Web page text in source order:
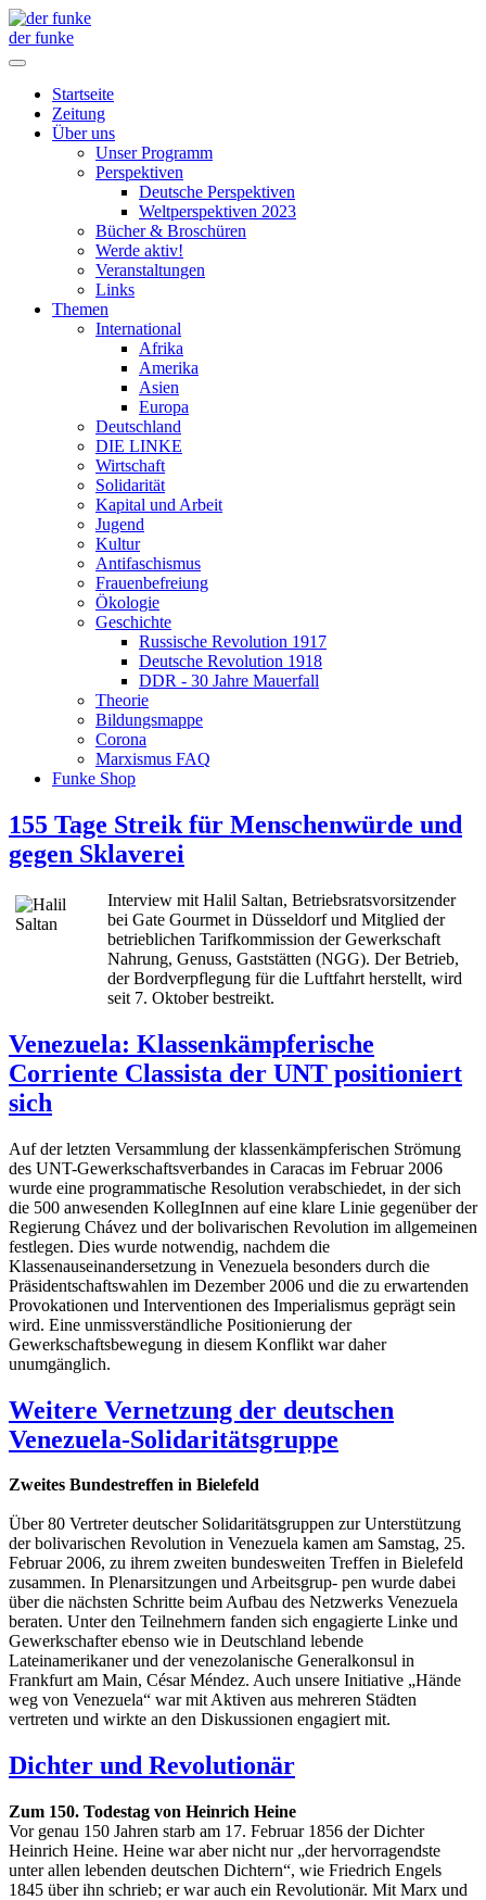
der funke
Startseite
Zeitung
Über uns
Unser Programm
Perspektiven
Deutsche Perspektiven
Weltperspektiven 2023
Bücher & Broschüren
Werde aktiv!
Veranstaltungen
Links
Themen
International
Afrika
Amerika
Asien
Europa
Deutschland
DIE LINKE
Wirtschaft
Solidarität
Kapital und Arbeit
Jugend
Kultur
Antifaschismus
Frauenbefreiung
Ökologie
Geschichte
Russische Revolution 1917
Deutsche Revolution 1918
DDR - 30 Jahre Mauerfall
Theorie
Bildungsmappe
Corona
Marxismus FAQ
Funke Shop
155 Tage Streik für Menschenwürde und
gegen Sklaverei
Interview mit Halil Saltan, Betriebsratsvorsitzender
bei Gate Gourmet in Düsseldorf und Mitglied der
betrieblichen Tarifkommission der Gewerkschaft
Nahrung, Genuss, Gaststätten (NGG). Der Betrieb,
der Bordverpflegung für die Luftfahrt herstellt, wird
seit 7. Oktober bestreikt.
Venezuela: Klassenkämpferische
Corriente Classista der UNT positioniert
sich
Auf der letzten Versammlung der klassenkämpferischen Strömung
des UNT-Gewerkschaftsverbandes in Caracas im Februar 2006
wurde eine programmatische Resolution verabschiedet, in der sich
die 500 anwesenden KollegInnen auf eine klare Linie gegenüber der
Regierung Chávez und der bolivarischen Revolution im allgemeinen
festlegen. Dies wurde notwendig, nachdem die
Klassenauseinandersetzung in Venezuela besonders durch die
Präsidentschaftswahlen im Dezember 2006 und die zu erwartenden
Provokationen und Interventionen des Imperialismus geprägt sein
wird. Eine unmissverständliche Positionierung der
Gewerkschaftsbewegung in diesem Konflikt war daher
unumgänglich.
Weitere Vernetzung der deutschen
Venezuela-Solidaritätsgruppe
Zweites Bundestreffen in Bielefeld
Über 80 Vertreter deutscher Solidaritätsgruppen zur Unterstützung
der bolivarischen Revolution in Venezuela kamen am Samstag, 25.
Februar 2006, zu ihrem zweiten bundesweiten Treffen in Bielefeld
zusammen. In Plenarsitzungen und Arbeitsgrup- pen wurde dabei
über die nächsten Schritte beim Aufbau des Netzwerks Venezuela
beraten. Unter den Teilnehmern fanden sich engagierte Linke und
Gewerkschafter ebenso wie in Deutschland lebende
Lateinamerikaner und der venezolanische Generalkonsul in
Frankfurt am Main, César Méndez. Auch unsere Initiative „Hände
weg von Venezuela“ war mit Aktiven aus mehreren Städten
vertreten und wirkte an den Diskussionen engagiert mit.
Dichter und Revolutionär
Zum 150. Todestag von Heinrich Heine
Vor genau 150 Jahren starb am 17. Februar 1856 der Dichter
Heinrich Heine. Heine war aber nicht nur „der hervorragendste
unter allen lebenden deutschen Dichtern“, wie Friedrich Engels
1845 über ihn schrieb; er war auch ein Revolutionär. Mit Marx und